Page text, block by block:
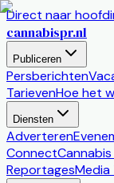
Direct naar
cannabispr.nl
Publiceren
Persberichten
TarievenHoe het
Diensten
Adverteren
Connect
ReportagesMedia